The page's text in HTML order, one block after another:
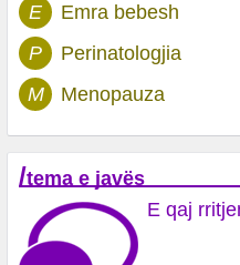
E
Emra bebesh
P
Perinatologjia
M
Menopauza
/tema e javës
E qaj